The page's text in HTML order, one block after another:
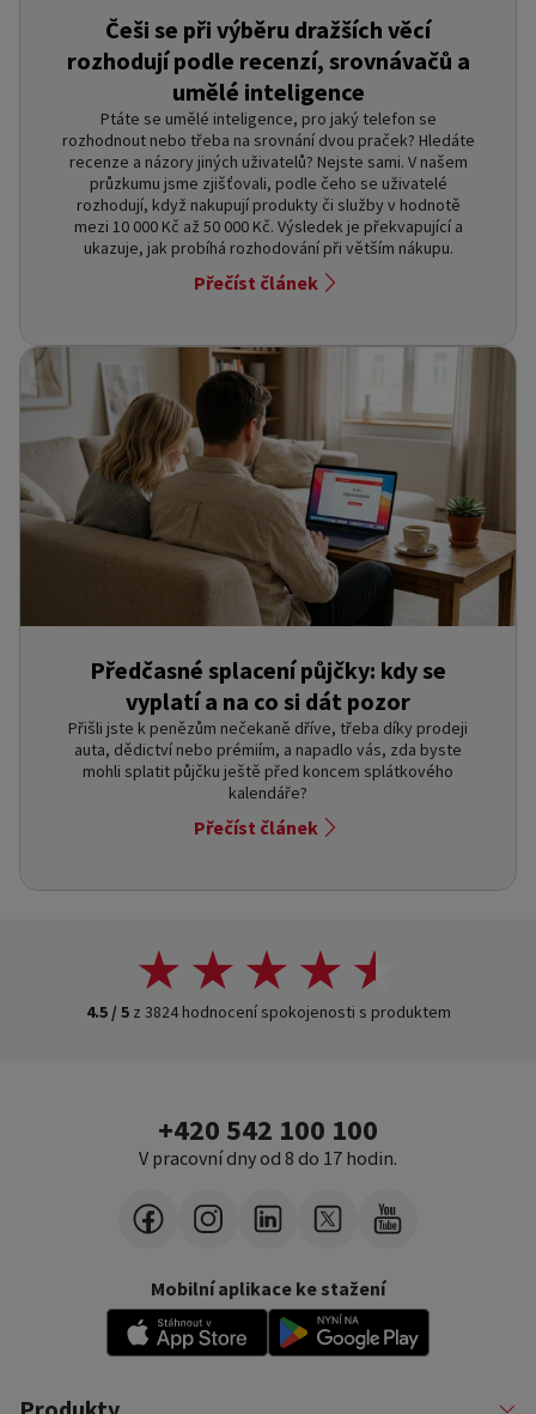
Češi se při výběru dražších věcí
rozhodují podle recenzí, srovnávačů a
umělé inteligence
Ptáte se umělé inteligence, pro jaký telefon se
rozhodnout nebo třeba na srovnání dvou praček? Hledáte
recenze a názory jiných uživatelů? Nejste sami. V našem
průzkumu jsme zjišťovali, podle čeho se uživatelé
rozhodují, když nakupují produkty či služby v hodnotě
mezi 10 000 Kč až 50 000 Kč. Výsledek je překvapující a
ukazuje, jak probíhá rozhodování při větším nákupu.
Přečíst článek
Předčasné splacení půjčky: kdy se
vyplatí a na co si dát pozor
Přišli jste k penězům nečekaně dříve, třeba díky prodeji
auta, dědictví nebo prémiím, a napadlo vás, zda byste
mohli splatit půjčku ještě před koncem splátkového
kalendáře?
Přečíst článek
4.5 / 5z 3824 hodnocení spokojenosti s produktem
+420 542 100 100
V pracovní dny od 8 do 17 hodin.
Mobilní aplikace ke stažení